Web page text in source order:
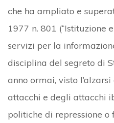
che ha ampliato e
1977 n. 801 (“Istituzione
servizi per la
disciplina del segreto di
anno ormai, visto
attacchi e degli attacchi
politiche di repressione